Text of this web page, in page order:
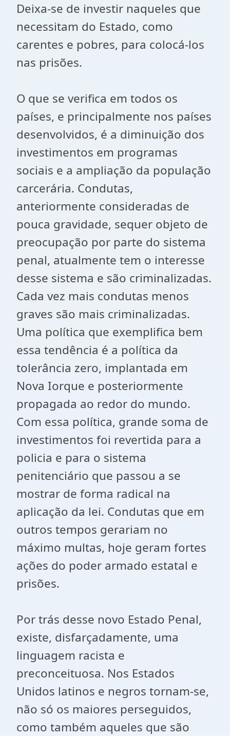
Deixa-se de investir naqueles que
necessitam do Estado, como
carentes e pobres, para colocá-los
nas prisões.
O que se verifica em todos os
países, e principalmente nos países
desenvolvidos, é a diminuição dos
investimentos em programas
sociais e a ampliação da população
carcerária. Condutas,
anteriormente consideradas de
pouca gravidade, sequer objeto de
preocupação por parte do sistema
penal, atualmente tem o interesse
desse sistema e são criminalizadas.
Cada vez mais condutas menos
graves são mais criminalizadas.
Uma política que exemplifica bem
essa tendência é a política da
tolerância zero, implantada em
Nova Iorque e posteriormente
propagada ao redor do mundo.
Com essa política, grande soma de
investimentos foi revertida para a
policia e para o sistema
penitenciário que passou a se
mostrar de forma radical na
aplicação da lei. Condutas que em
outros tempos gerariam no
máximo multas, hoje geram fortes
ações do poder armado estatal e
prisões.
Por trás desse novo Estado Penal,
existe, disfarçadamente, uma
linguagem racista e
preconceituosa. Nos Estados
Unidos latinos e negros tornam-se,
não só os maiores perseguidos,
como também aqueles que são